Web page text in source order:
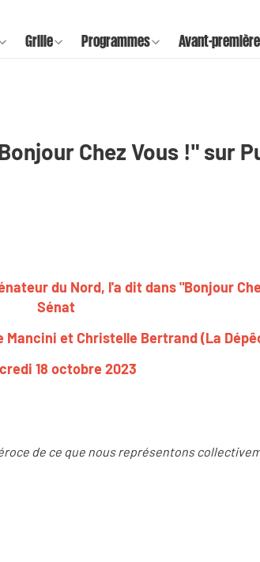
Grille Programmes Avant-première
Chez Vous !" sur
du Nord, l'a dit dans "Bonjour
Sénat
Mancini et Christelle Bertrand (La
18 octobre 2023
de ce que nous représentons